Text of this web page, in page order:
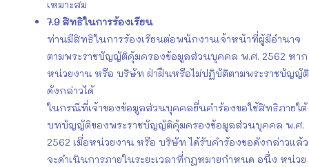
เหมาะสม
7.9 สิทธิในการร้องเรียน
ท่านมีสิทธิในการร้องเรียนต่อพนักงานเจ้าหน้าที่ผู้มีอำนาจ
ตามพระราชบัญญัติคุ้มครองข้อมูลส่วนบุคคล พ.ศ. 2562 หาก
หน่วยงาน หรือ บริษัท ฝ่าฝืนหรือไม่ปฏิบัติตามพระราชบัญญัติ
ดังกล่าวได้
ในกรณีที่เจ้าของข้อมูลส่วนบุคคลยื่นคำร้องขอใช้สิทธิภายใต้
บทบัญญัติของพระราชบัญญัติคุ้มครองข้อมูลส่วนบุคคล พ.ศ.
2562 เมื่อหน่วยงาน หรือ บริษัท ได้รับคำร้องขอดังกล่าวแล้ว
จะดำเนินการภายในระยะเวลาที่กฎหมายกำหนด อนึ่ง หน่วย